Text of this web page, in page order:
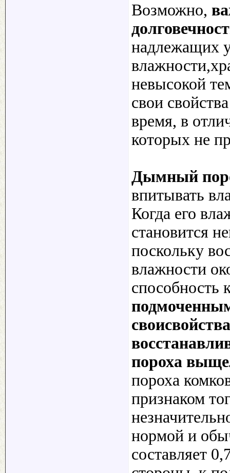
Возможно,
надлежащих
невысокой
свои
время, в
которых не
Дымный
впитывать
Когда его
становится
поскольку
влажности
способность
пороха
пороха
признаком
нормой и
составляет